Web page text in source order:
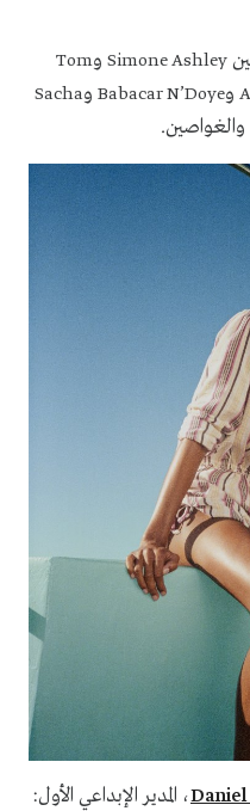
Simone Ashley وTom
وBabacar N’Doye وSacha
Daniel، المدير الإبداعي الأول: